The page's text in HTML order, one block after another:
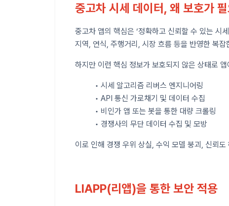
중고차 시세 데이터, 왜 보호가
중고차 앱의 핵심은 ‘정확하고 신뢰할 수 있는 시
지역, 연식, 주행거리, 시장 흐름 등을 반영한 복
하지만 이런 핵심 정보가 보호되지 않은 상태로
• 시세 알고리즘 리버스 엔지니어링
• API 통신 가로채기 및 데이터 수집
• 비인가 앱 또는 봇을 통한 대량 크롤링
• 경쟁사의 무단 데이터 수집 및 모방
이로 인해 경쟁 우위 상실, 수익 모델 붕괴, 신뢰
LIAPP(리앱)을 통한 보안 적용